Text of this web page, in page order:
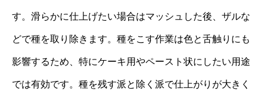
す。滑らかに仕上げたい場合はマッシュした後、ザルな
どで種を取り除きます。種をこす作業は色と舌触りにも
影響するため、特にケーキ用やペースト状にしたい用途
では有効です。種を残す派と除く派で仕上がりが大きく